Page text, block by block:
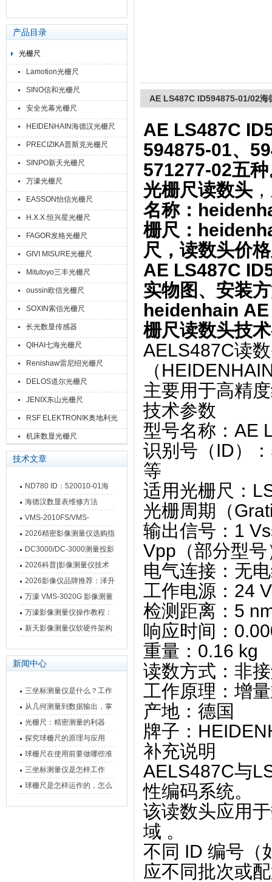
产品目录
光栅尺
Lamotion光栅尺
SINO信和光栅尺
安全光幕光栅尺
HEIDENHAIN海德汉光栅尺
PRECIZIKA普斯克光栅尺
SINPO新天光栅尺
万濠光栅尺
EASSON怡信光栅尺
H.X.X.恒兴星光栅尺
FAGOR发格光栅尺
GIVI MISURE光栅尺
Mitutoyo三丰光栅尺
oussin欧信光栅尺
SOXIN索信光栅尺
长光数显传感器
QIHAI七海光栅尺
Renishaw雷尼绍光栅尺
DELOS道尔光栅尺
JENIX东山光栅尺
RSF ELEKTRONIK奥地利光
栅尺
机床数显光栅尺
技术文章
ND780 ID：520010-01海
德汉数显表故障维修内容
海德汉数显表维修方法
VMS-2010FS/VMS-
3020FS/VMS-4030FS手动
影像测量仪技术参数
2026精密影像测量仪选购指
南 靠谱品牌一站式选型推荐
DC3000/DC-3000测量投影
仪万濠数据处理器数显表故
障维修方法
2026科普|影像测量仪技术
原理、分类及选型应用
2026影像仪品牌推荐：泽升
影像测量仪选型指南
万濠 VMS-3020G 影像测量
仪技术规格与应用解析
万濠影像测量仪操作教程：
从开机到出报告，新手也能
新天影像测量仪软硬件架构
新闻中心
三坐标测量仪是什么？工作
原理、分类与核心功能一次
讲清
从几何测量到数据输出，掌
握万濠影像测量仪的六大核
心能力
光栅尺：精密测量的利器
探究球栅尺的原理与应用
球栅尺在使用前要做哪些准
备工作？
三坐标测量仪是怎样工作
的，功能有什么优势？
球栅尺是怎样运作的，怎么
AE LS487C ID594875-01/02海
AE LS487C
594875-01、
571277-02五
光栅尺读数头
名称‌：
栅尺‌：
尺，读数头价
AE LS487C
实物图、安装
heidenhain AE
栅尺读数头技
AELS487C读
（
主要用于高精
技术参数
型号名称‌：AE
识别号（ID）‌
等 ‌
适用光栅尺‌：
光栅周期（
输出信号‌：‌1
Vpp‌（部分型号
电气连接‌：‌无
工作电源‌：‌24
检测距离‌：‌5
响应时间‌：‌
‌重量‌：‌0.16 kg‌ ‌
读数方式‌：‌非
工作原理‌：‌增
‌产地‌：‌德国‌ ‌
牌子‌：‌
补充说明
AELS487C与
性编码系统。
该读数头应用
域 ‌。
不同 ID 编号（
应不同批次或